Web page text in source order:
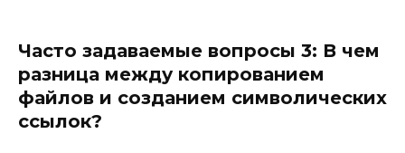
Часто задаваемые вопросы 3: В чем
разница между копированием
файлов и созданием символических
ссылок?